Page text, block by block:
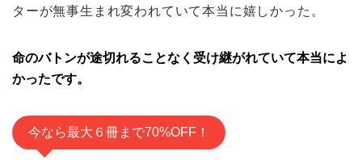
ターが無事生まれ変われていて本当に嬉しかった。
命のバトンが途切れることなく受け継がれていて本当によ
かったです。
今なら最大６冊まで70%OFF！